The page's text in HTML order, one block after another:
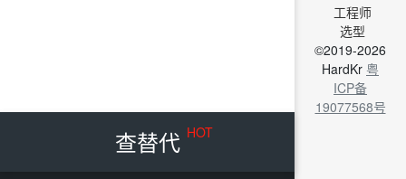
查替代 HOT
工程师
选型
©2019-2026
HardKr 粤
ICP备
19077568号